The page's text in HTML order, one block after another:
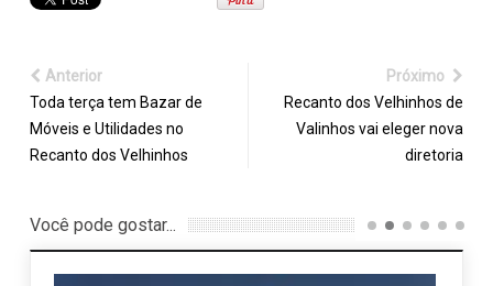
Anterior
Toda terça tem Bazar de
Móveis e Utilidades no
Recanto dos Velhinhos
Próximo
Recanto dos Velhinhos de
Valinhos vai eleger nova
diretoria
Você pode gostar...